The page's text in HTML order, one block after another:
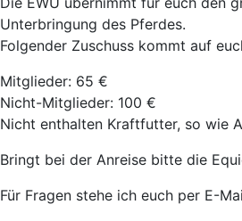
Unterbringung des Pferdes.
Folgender Zuschuss kommt auf
Mitglieder: 65 €
Nicht-Mitglieder: 100 €
Nicht enthalten Kraftfutter, so wie
Bringt bei der Anreise bitte die
Für Fragen stehe ich euch per E-